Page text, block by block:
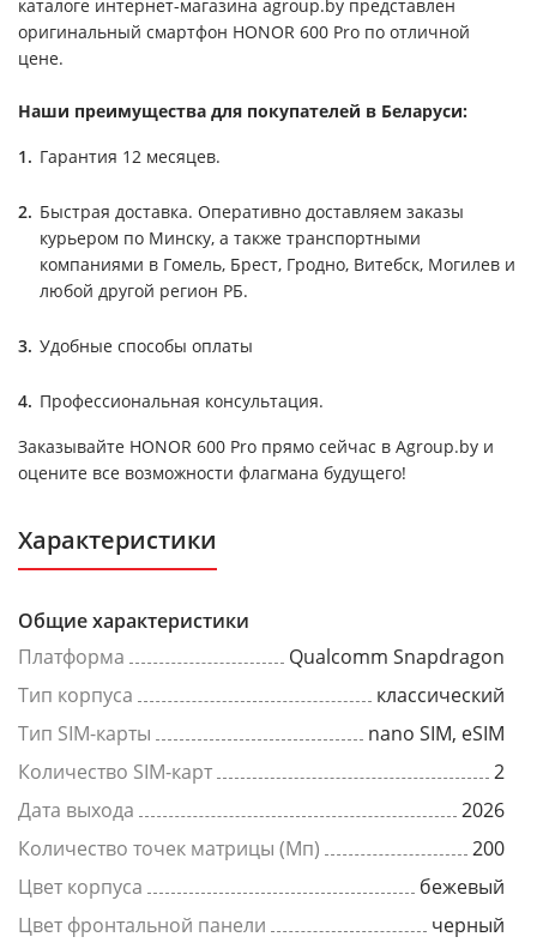
каталоге интернет-магазина agroup.by представлен
оригинальный смартфон HONOR 600 Pro по отличной
цене.
Наши преимущества для покупателей в Беларуси:
Гарантия 12 месяцев.
Быстрая доставка. Оперативно доставляем заказы
курьером по Минску, а также транспортными
компаниями в Гомель, Брест, Гродно, Витебск, Могилев и
любой другой регион РБ.
Удобные способы оплаты
Профессиональная консультация.
Заказывайте HONOR 600 Pro прямо сейчас в Agroup.by и
оцените все возможности флагмана будущего!
Характеристики
Общие характеристики
Платформа
Qualcomm Snapdragon
Тип корпуса
классический
Тип SIM-карты
nano SIM, eSIM
Количество SIM-карт
2
Дата выхода
2026
Количество точек матрицы (Мп)
200
Цвет корпуса
бежевый
Цвет фронтальной панели
черный